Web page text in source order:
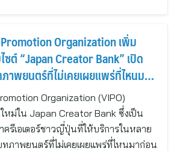
Organization เพิ่ม
ซต์ “Japan Creator Bank” เปิด
ภาพยนตร์ที่ไม่เคยเผยแพร่ที่ไหนมา
ขียนบทที่โลดแล่นในวงการ
Organization (VIPO)
หม่ใน Japan Creator Bank ซึ่งเป็น
ครีเอเตอร์ชาวญี่ปุ่นที่ให้บริการในหลาย
ภาพยนตร์ที่ไม่เคยเผยแพร่ที่ไหนมาก่อน